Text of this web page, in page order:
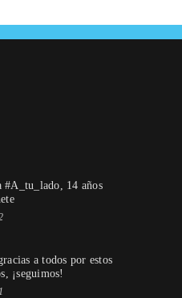
#A_tu_lado, 14 años
a todos por estos
¡seguimos!